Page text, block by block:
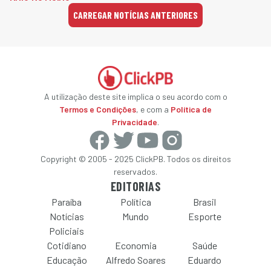
CARREGAR NOTÍCIAS ANTERIORES
A utilização deste site implica o seu acordo com o
Termos e Condições, e com a Política de
Privacidade.
Copyright © 2005 - 2025 ClickPB. Todos os direitos
reservados.
EDITORIAS
Paraíba Política
Brasil
Notícias
Policiais
Mundo Esporte
Cotidiano Economia
Saúde
Educação
Alfredo Soares
Eduardo